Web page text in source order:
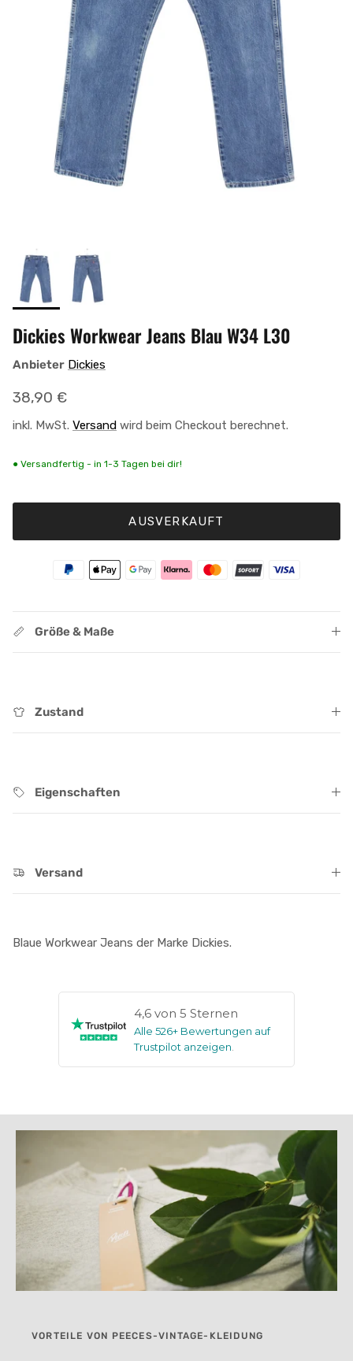
Dickies Workwear Jeans Blau W34 L30
Anbieter Dickies
Normaler Preis
38,90 €
inkl. MwSt. Versand wird beim Checkout berechnet.
● Versandfertig - in 1-3 Tagen bei dir!
AUSVERKAUFT
Größe & Maße
Zustand
Eigenschaften
Versand
Blaue Workwear Jeans der Marke Dickies.
4,6 von 5 Sternen
Alle 526+ Bewertungen auf
Trustpilot anzeigen
VORTEILE VON PEECES-VINTAGE-KLEIDUNG